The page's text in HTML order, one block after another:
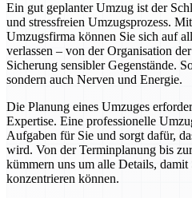
Ein gut geplanter Umzug ist der
und stressfreien Umzugsprozess.
Umzugsfirma können Sie sich auf
verlassen – von der Organisation
Sicherung sensibler Gegenstände.
sondern auch Nerven und Energie.
Die Planung eines Umzuges
Expertise. Eine professionelle
Aufgaben für Sie und sorgt dafür,
wird. Von der Terminplanung bis
kümmern uns um alle Details, damit
konzentrieren können.